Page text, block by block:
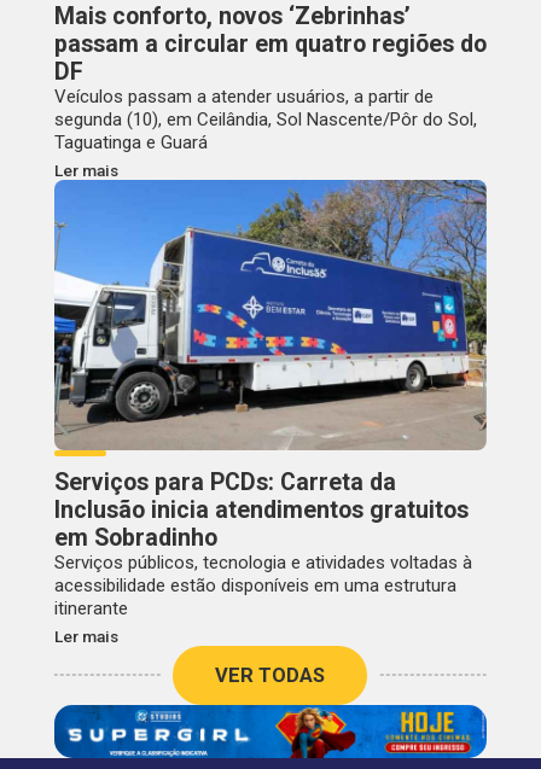
Mais conforto, novos ‘Zebrinhas’
passam a circular em quatro regiões do
DF
Veículos passam a atender usuários, a partir de
segunda (10), em Ceilândia, Sol Nascente/Pôr do Sol,
Taguatinga e Guará
Ler mais
Serviços para PCDs: Carreta da
Inclusão inicia atendimentos gratuitos
em Sobradinho
Serviços públicos, tecnologia e atividades voltadas à
acessibilidade estão disponíveis em uma estrutura
itinerante
Ler mais
VER TODAS